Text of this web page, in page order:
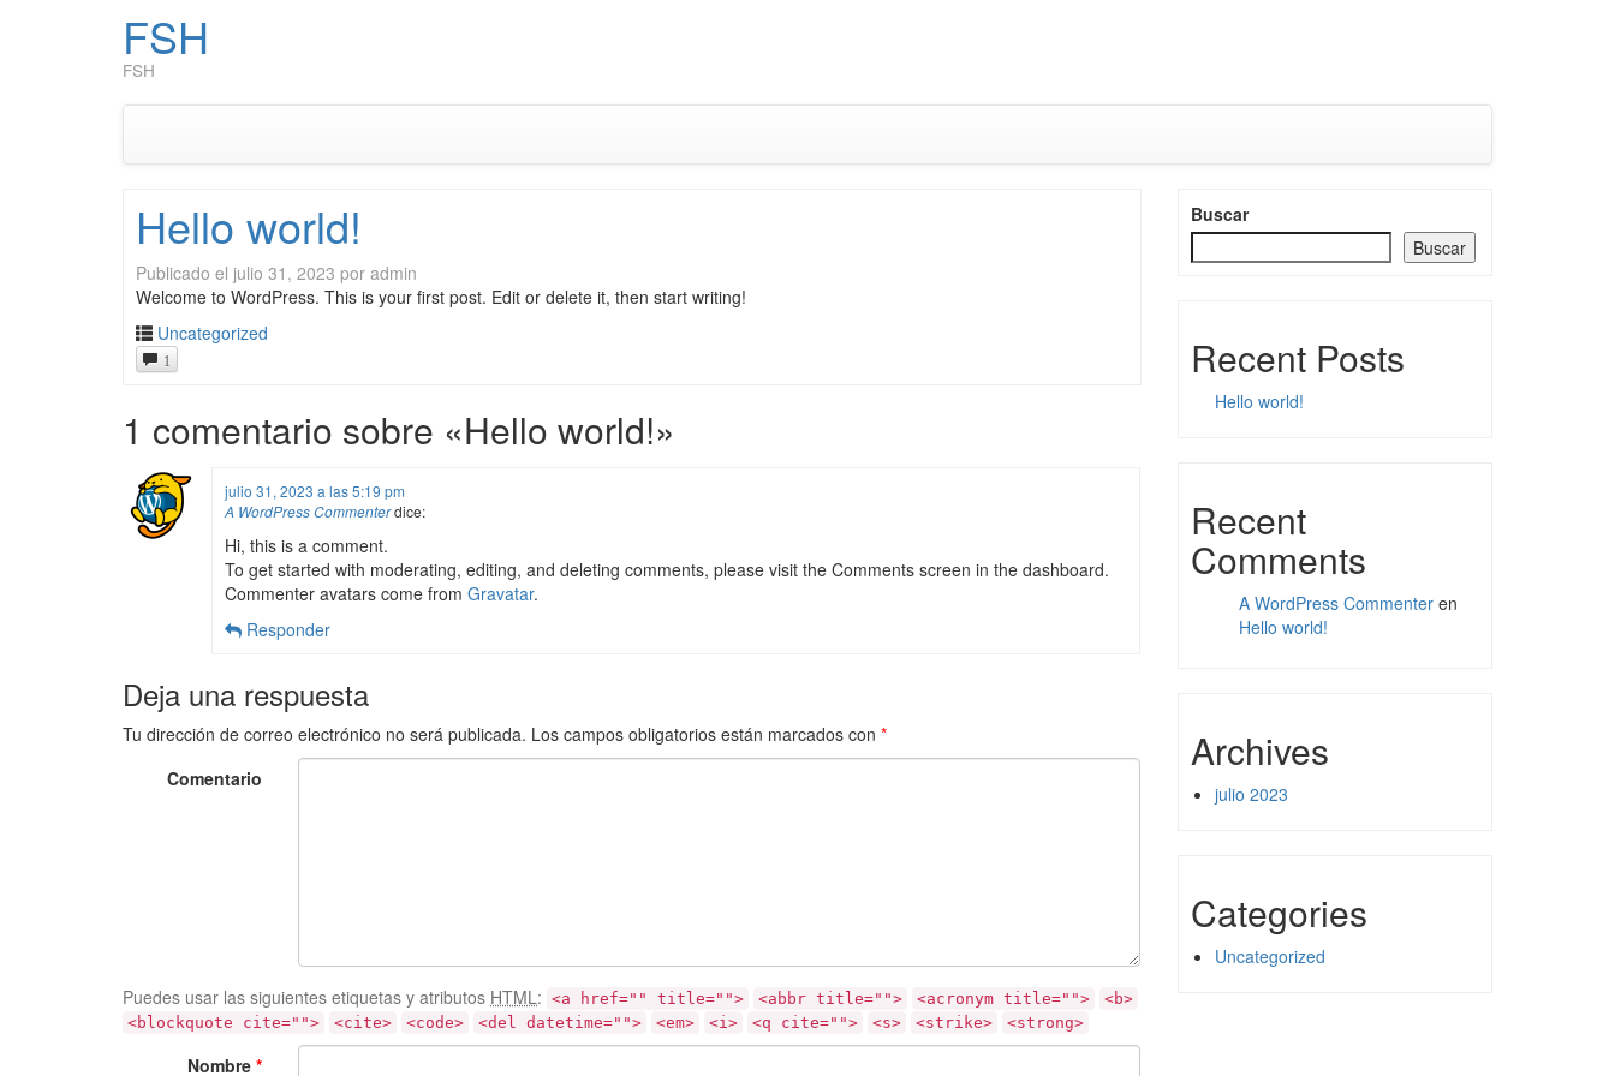
FSH
FSH
Hello world!
Publicado el julio 31, 2023 por admin
Welcome to WordPress. This is your first post. Edit or delete it, then start writing!
Uncategorized
1
1 comentario sobre «Hello world!»
julio 31, 2023 a las 5:19 pm
A WordPress Commenterdice:
Hi, this is a comment.
To get started with moderating, editing, and deleting comments, please visit the Comments screen in the dashboard.
Commenter avatars come from Gravatar.
Responder
Deja una respuesta
Tu dirección de correo electrónico no será publicada. Los campos obligatorios están marcados con *
Comentario
Puedes usar las siguientes etiquetas y atributos HTML: <a href="" title=""> <abbr title=""> <acronym title="">
<b>
<blockquote cite="">
<cite> <code> <del datetime=""> <em> <i> <q cite=""> <s> <strike> <strong>
Nombre*
Buscar
Buscar
Recent Posts
Hello world!
Recent
Comments
A WordPress Commenteren
Hello world!
Archives
julio 2023
Categories
Uncategorized